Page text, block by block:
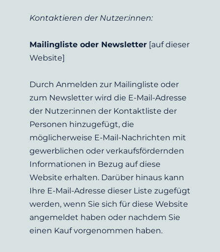
Kontaktieren der Nutzer:innen:
Mailingliste oder Newsletter [auf dieser
Website]
Durch Anmelden zur Mailingliste oder
zum Newsletter wird die E-Mail-Adresse
der Nutzer:innen der Kontaktliste der
Personen hinzugefügt, die
möglicherweise E-Mail-Nachrichten mit
gewerblichen oder verkaufsfördernden
Informationen in Bezug auf diese
Website erhalten. Darüber hinaus kann
Ihre E-Mail-Adresse dieser Liste zugefügt
werden, wenn Sie sich für diese Website
angemeldet haben oder nachdem Sie
einen Kauf vorgenommen haben.